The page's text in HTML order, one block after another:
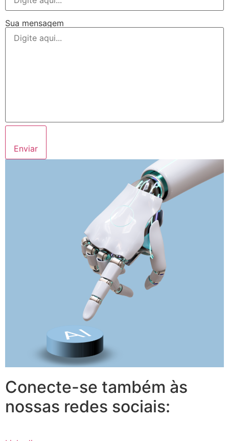
Sua mensagem
Enviar
Conecte-se também às
nossas redes sociais: